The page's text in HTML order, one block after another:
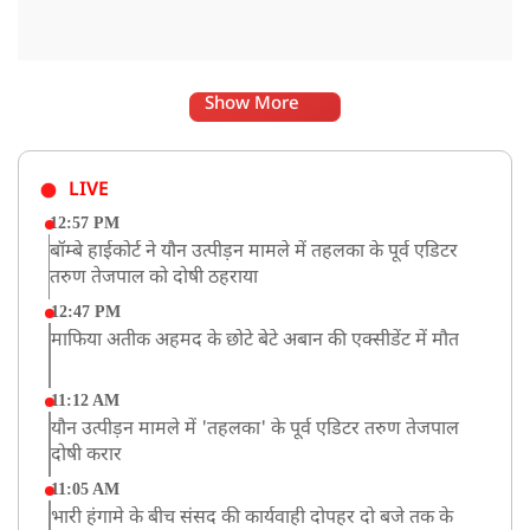
Show More
LIVE
12:57 PM
बॉम्बे हाईकोर्ट ने यौन उत्पीड़न मामले में तहलका के पूर्व एडिटर
तरुण तेजपाल को दोषी ठहराया
12:47 PM
माफिया अतीक अहमद के छोटे बेटे अबान की एक्सीडेंट में मौत
11:12 AM
यौन उत्पीड़न मामले में 'तहलका' के पूर्व एडिटर तरुण तेजपाल
दोषी करार
11:05 AM
भारी हंगामे के बीच संसद की कार्यवाही दोपहर दो बजे तक के